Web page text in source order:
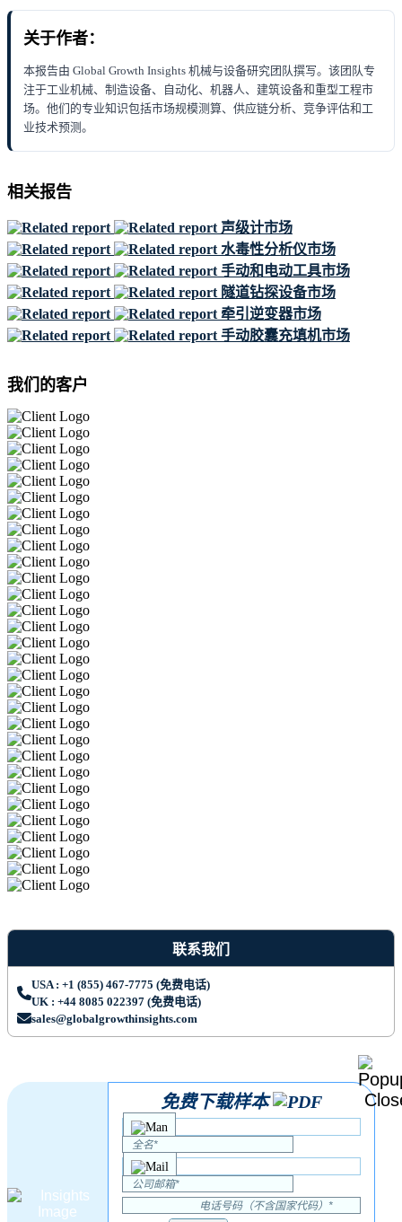
关于作者：
本报告由 Global Growth Insights 机械与设备研究团队撰写。该团队专
注于工业机械、制造设备、自动化、机器人、建筑设备和重型工程市
场。他们的专业知识包括市场规模测算、供应链分析、竞争评估和工
业技术预测。
相关报告
声级计市场
水毒性分析仪市场
手动和电动工具市场
隧道钻探设备市场
牵引逆变器市场
手动胶囊充填机市场
我们的客户
联系我们
USA : +1 (855) 467-7775 (免费电话)
UK : +44 8085 022397 (免费电话)
sales@globalgrowthinsights.com
免费下载样本